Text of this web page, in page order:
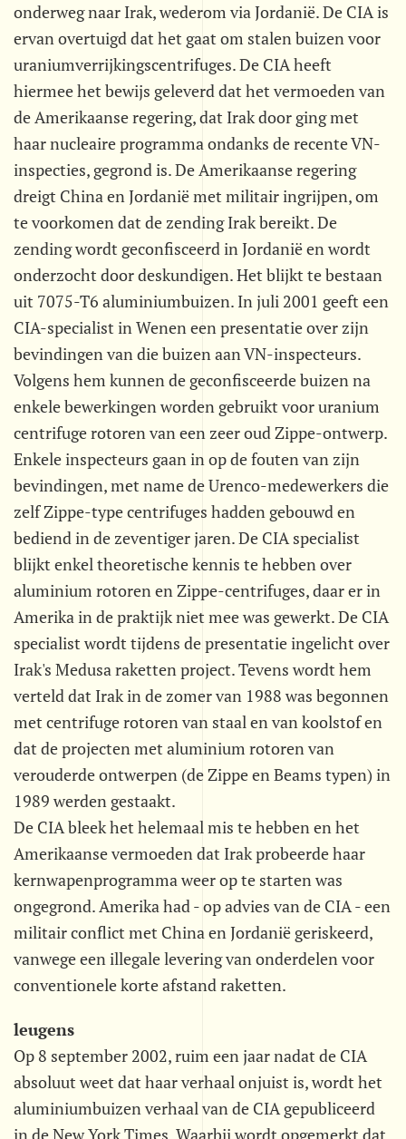
onderweg naar Irak, wederom via Jordanië. De CIA is
ervan overtuigd dat het gaat om stalen buizen voor
uraniumverrijkingscentrifuges. De CIA heeft
hiermee het bewijs geleverd dat het vermoeden van
de Amerikaanse regering, dat Irak door ging met
haar nucleaire programma ondanks de recente VN-
inspecties, gegrond is. De Amerikaanse regering
dreigt China en Jordanië met militair ingrijpen, om
te voorkomen dat de zending Irak bereikt. De
zending wordt geconfisceerd in Jordanië en wordt
onderzocht door deskundigen. Het blijkt te bestaan
uit 7075-T6 aluminiumbuizen. In juli 2001 geeft een
CIA-specialist in Wenen een presentatie over zijn
bevindingen van die buizen aan VN-inspecteurs.
Volgens hem kunnen de geconfisceerde buizen na
enkele bewerkingen worden gebruikt voor uranium
centrifuge rotoren van een zeer oud Zippe-ontwerp.
Enkele inspecteurs gaan in op de fouten van zijn
bevindingen, met name de Urenco-medewerkers die
zelf Zippe-type centrifuges hadden gebouwd en
bediend in de zeventiger jaren. De CIA specialist
blijkt enkel theoretische kennis te hebben over
aluminium rotoren en Zippe-centrifuges, daar er in
Amerika in de praktijk niet mee was gewerkt. De CIA
specialist wordt tijdens de presentatie ingelicht over
Irak's Medusa raketten project. Tevens wordt hem
verteld dat Irak in de zomer van 1988 was begonnen
met centrifuge rotoren van staal en van koolstof en
dat de projecten met aluminium rotoren van
verouderde ontwerpen (de Zippe en Beams typen) in
1989 werden gestaakt.
De CIA bleek het helemaal mis te hebben en het
Amerikaanse vermoeden dat Irak probeerde haar
kernwapenprogramma weer op te starten was
ongegrond. Amerika had - op advies van de CIA - een
militair conflict met China en Jordanië geriskeerd,
vanwege een illegale levering van onderdelen voor
conventionele korte afstand raketten.
leugens
Op 8 september 2002, ruim een jaar nadat de CIA
absoluut weet dat haar verhaal onjuist is, wordt het
aluminiumbuizen verhaal van de CIA gepubliceerd
in de New York Times. Waarbij wordt opgemerkt dat